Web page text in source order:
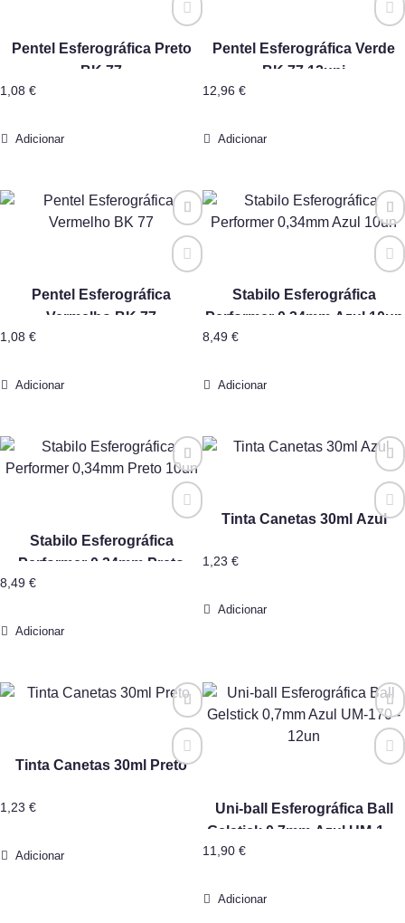
Pentel Esferográfica Preto
BK 77
1,08 €
Adicionar
Pentel Esferográfica Verde
BK 77 12uni
12,96 €
Adicionar
Pentel Esferográfica
Vermelho BK 77
1,08 €
Adicionar
Stabilo Esferográfica
Performer 0,34mm Azul 10un
8,49 €
Adicionar
Stabilo Esferográfica
Performer 0,34mm Preto
8,49 €
Adicionar
Tinta Canetas 30ml Azul
1,23 €
Adicionar
Tinta Canetas 30ml Preto
1,23 €
Adicionar
Uni-ball Esferográfica Ball
Gelstick 0,7mm Azul UM-170
11,90 €
Adicionar